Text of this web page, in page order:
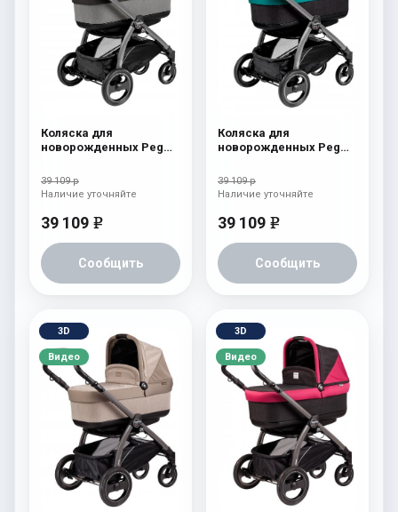
Коляска для
новорожденных Peg
(шасси Jet) atmosphere
39 109 р
39 109 e
Сообщить
Наличие уточняйте
Коляска для
новорожденных Peg
(шасси Jet)
aquamarine
39 109 р
39 109 e
Сообщить
Наличие уточняйте
3D
Видео
3D
Видео